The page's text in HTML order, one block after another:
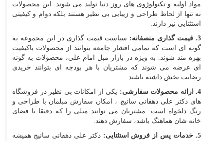
مواد اولیه و تکنولوژوی های روز دنیا تولید می شوند. این محصولات
نه تنها از لحاظ طراحی و زیبایی بی نظیر هستند بلکه دوام و کیفیتی
استثنایی نیز دارند.
3. قیمت گذاری منصفانه:
سیاست قیمت گذاری در این مجموعه به
گونه ای است که تمامی اقشار جامعه بتوانند از محصولات باکیفیت
بهره مند شوند. به ویژه در بازار مبل امام علی، محصولات به گونه
ای عرضه می شوند که مشتریان با هر بودجه ای بتوانند خریدی
رضایت بخش داشته باشند .
4. ارائه محصولات سفارشی:
یکی از امکانات بی نظیر در فروشگاه
های دکتر علی دهقانی سانیج ، امکان سفارش مبلمان با طراحی و
رنگ دلخواه است. مشتریان می توانند مبلی را که دقیقا با فضای
خانه شان هماهنگ باشد، سفارش دهند.
5. خدمات پس از فروش استثنایی:
دکتر علی دهقانی سانیج همیشه